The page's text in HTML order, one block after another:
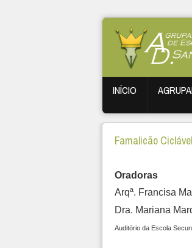
INÍCIO
Famalicão Ciclável
Oradoras
Arqª. Francisa
Dra. Mariana
Auditório da Escola